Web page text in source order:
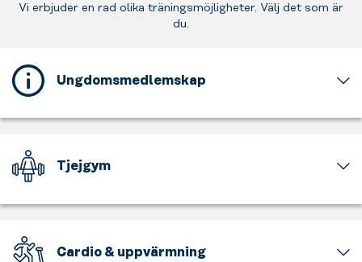
Vi erbjuder en rad olika träningsmöjligheter. Välj det som är
du.
Ungdomsmedlemskap
gym
ett
ungdomsmedlemskap
dig
är
mellan
Tjejgym
del
gymmet
är
Cardio & uppvärmning